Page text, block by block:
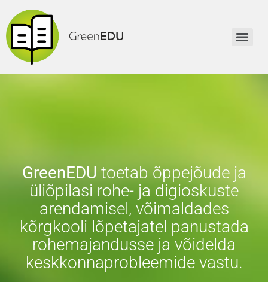
GreenEDU toetab õppejõude ja
üliõpilasi rohe- ja digioskuste
arendamisel, võimaldades
kõrgkooli lõpetajatel panustada
rohemajandusse ja võidelda
keskkonnaprobleemide vastu.